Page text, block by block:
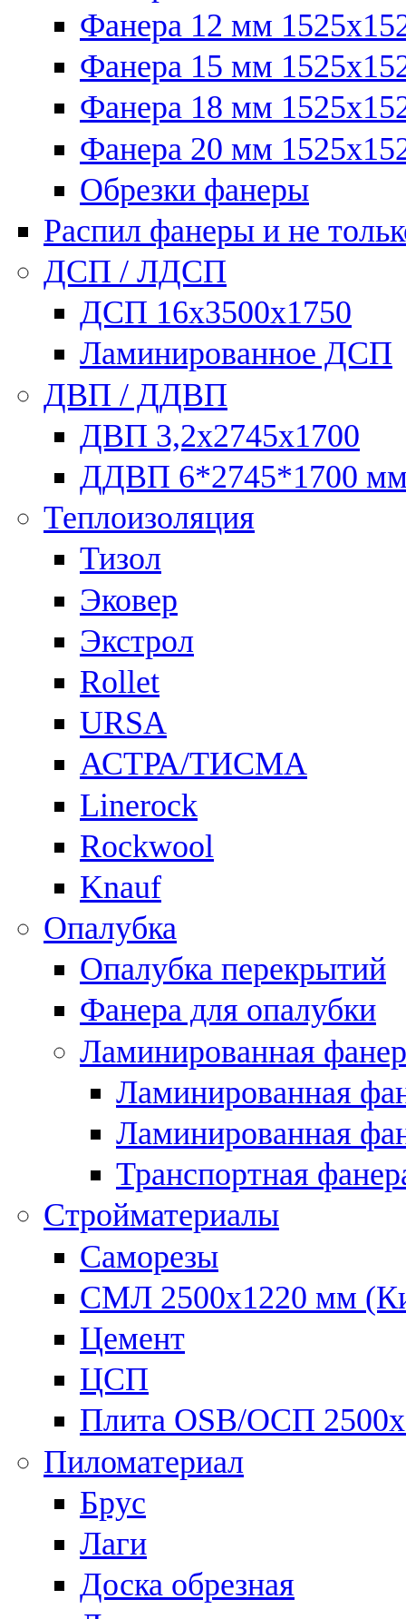
Фанера 12 мм
Фанера 15 мм
Фанера 18 мм
Фанера 20 мм
Обрезки фанеры
Распил фанеры и не
ДСП / ЛДСП
ДСП 16х3500х1750
Ламинированное ДСП
ДВП / ДДВП
ДВП 3,2х2745х1700
ДДВП 6*2745*1700
Теплоизоляция
Тизол
Эковер
Экстрол
Rollet
URSA
АСТРА/ТИСМА
Linerock
Rockwool
Knauf
Опалубка
Опалубка перекрытий
Фанера для опалубки
Ламинированная
Ламинированная
Ламинированная
Транспортная
Стройматериалы
Саморезы
СМЛ 2500х1220 мм
Цемент
ЦСП
Плита OSB/ОСП
Пиломатериал
Брус
Лаги
Доска обрезная